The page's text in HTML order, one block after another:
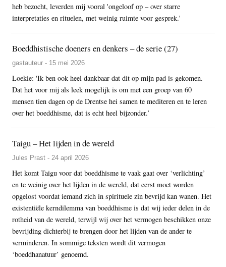
heb bezocht, leverden mij vooral 'ongeloof op – over starre
interpretaties en rituelen, met weinig ruimte voor gesprek.'
Boeddhistische doeners en denkers – de serie (27)
gastauteur - 15 mei 2026
Loekie: 'Ik ben ook heel dankbaar dat dit op mijn pad is gekomen.
Dat het voor mij als leek mogelijk is om met een groep van 60
mensen tien dagen op de Drentse hei samen te mediteren en te leren
over het boeddhisme, dat is echt heel bijzonder.’
Taigu – Het lijden in de wereld
Jules Prast - 24 april 2026
Het komt Taigu voor dat boeddhisme te vaak gaat over ‘verlichting’
en te weinig over het lijden in de wereld, dat eerst moet worden
opgelost voordat iemand zich in spirituele zin bevrijd kan wanen. Het
existentiële kerndilemma van boeddhisme is dat wij ieder delen in de
rotheid van de wereld, terwijl wij over het vermogen beschikken onze
bevrijding dichterbij te brengen door het lijden van de ander te
verminderen. In sommige teksten wordt dit vermogen
‘boeddhanatuur’ genoemd.